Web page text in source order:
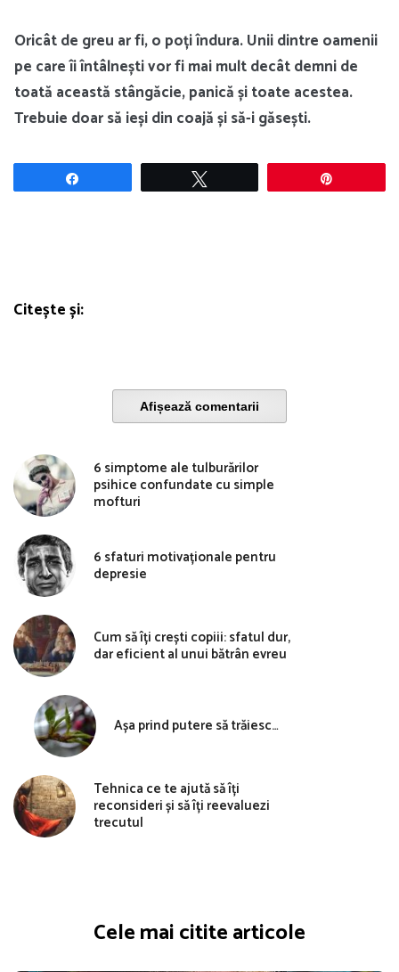
Oricât de greu ar fi, o poți îndura. Unii dintre oamenii
pe care îi întâlnești vor fi mai mult decât demni de
toată această stângăcie, panică și toate acestea.
Trebuie doar să ieși din coajă și să-i găsești.
Citește și:
Afișează comentarii
6 simptome ale tulburărilor
psihice confundate cu simple
mofturi
6 sfaturi motivaționale pentru
depresie
Cum să îți crești copiii: sfatul dur,
dar eficient al unui bătrân evreu
Așa prind putere să trăiesc…
Tehnica ce te ajută să îți
reconsideri și să îți reevaluezi
trecutul
Cele mai citite articole